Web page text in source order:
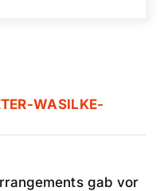
WASILKE-
gab vor